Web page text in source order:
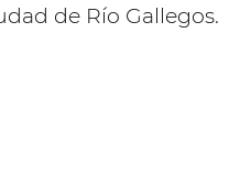
de Río Gallegos.